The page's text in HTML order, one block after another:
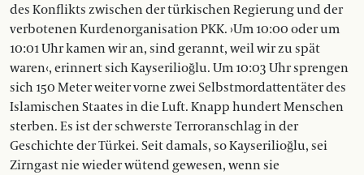
des Konflikts zwischen der türkischen Regierung und der
verbotenen Kurdenorganisation PKK. ›Um 10:00 oder um
10:01 Uhr kamen wir an, sind gerannt, weil wir zu spät
waren‹, erinnert sich Kayserilioğlu. Um 10:03 Uhr sprengen
sich 150 Meter weiter vorne zwei Selbstmordattentäter des
Islamischen Staates in die Luft. Knapp hundert Menschen
sterben. Es ist der schwerste Terroranschlag in der
Geschichte der Türkei. Seit damals, so Kayserilioğlu, sei
Zirngast nie wieder wütend gewesen, wenn sie